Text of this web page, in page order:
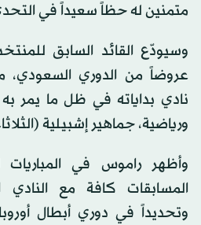
متمنين له حظاً سعيداً في
وسيودّع القائد السابق
عروضاً من الدوري السعودي،
نادي بداياته في ظل ما يمر
ورياضية، جماهير إشبيلية
المسابقات كافة مع النادي
وتحديداً في دوري أبطال